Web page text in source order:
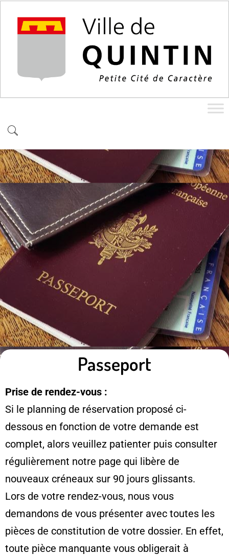
Passeport
Prise de rendez-vous :
Si le planning de réservation proposé ci-
dessous en fonction de votre demande est
complet, alors veuillez patienter puis consulter
régulièrement notre page qui libère de
nouveaux créneaux sur 90 jours glissants.
Lors de votre rendez-vous, nous vous
demandons de vous présenter avec toutes les
pièces de constitution de votre dossier. En effet,
toute pièce manquante vous obligerait à